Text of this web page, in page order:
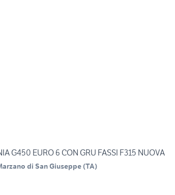
G450 EURO 6 CON GRU FASSI F315 NUOVA
di San Giuseppe (TA)